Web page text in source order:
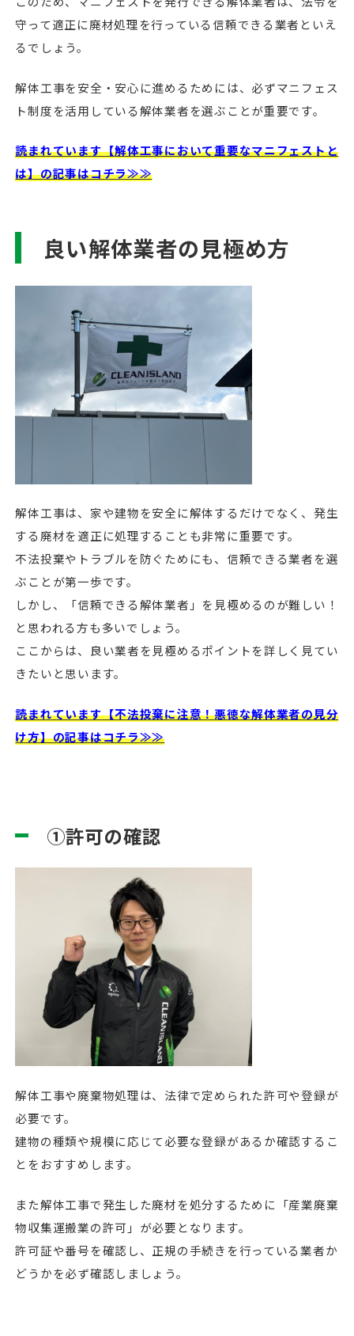
守って適正に廃材処理を行っている信頼できる業者といえ
るでしょう。
解体工事を安全・安心に進めるためには、必ずマニフェス
ト制度を活用している解体業者を選ぶことが重要です。
読まれています【解体工事において重要なマニフェストと
は】の記事はコチラ≫≫
良い解体業者の見極め方
解体工事は、家や建物を安全に解体するだけでなく、発生
する廃材を適正に処理することも非常に重要です。
不法投棄やトラブルを防ぐためにも、信頼できる業者を選
ぶことが第一歩です。
しかし、「信頼できる解体業者」を見極めるのが難しい！
と思われる方も多いでしょう。
ここからは、良い業者を見極めるポイントを詳しく見てい
きたいと思います。
読まれています【不法投棄に注意！悪徳な解体業者の見分
け方】の記事はコチラ≫≫
①許可の確認
解体工事や廃棄物処理は、法律で定められた許可や登録が
必要です。
建物の種類や規模に応じて必要な登録があるか確認するこ
とをおすすめします。
また解体工事で発生した廃材を処分するために「産業廃棄
物収集運搬業の許可」が必要となります。
許可証や番号を確認し、正規の手続きを行っている業者か
どうかを必ず確認しましょう。